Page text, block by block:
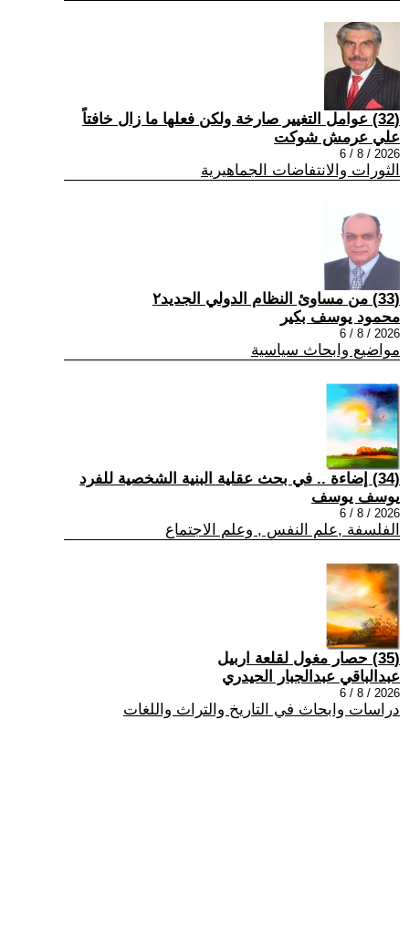
(32) عوامل التغيير صارخة ولكن فعلها ما زال خافتاً
علي عرمش شوكت
2026 / 8 / 6
الثورات والانتفاضات الجماهيرية
(33) من مساوئ النظام الدولي الجديد٢
محمود يوسف بكير
2026 / 8 / 6
مواضيع وابحاث سياسية
(34) إضاءة .. في بحث عقلية البنية الشخصية للفرد
يوسف يوسف
2026 / 8 / 6
الفلسفة ,علم النفس , وعلم الاجتماع
(35) حصار مغول لقلعة اربيل
عبدالباقي عبدالجبار الحيدري
2026 / 8 / 6
دراسات وابحاث في التاريخ والتراث واللغات